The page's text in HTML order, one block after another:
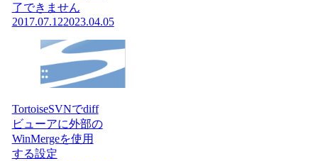
了できません
2017.07.122023.04.05
TortoiseSVNでdiff
ビューアに外部の
WinMergeを使用
する設定